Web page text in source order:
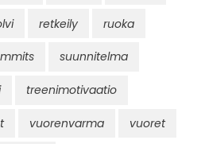
retkeily ruoka
suunnitelma
treenimotivaatio
vuorenvarma vuoret